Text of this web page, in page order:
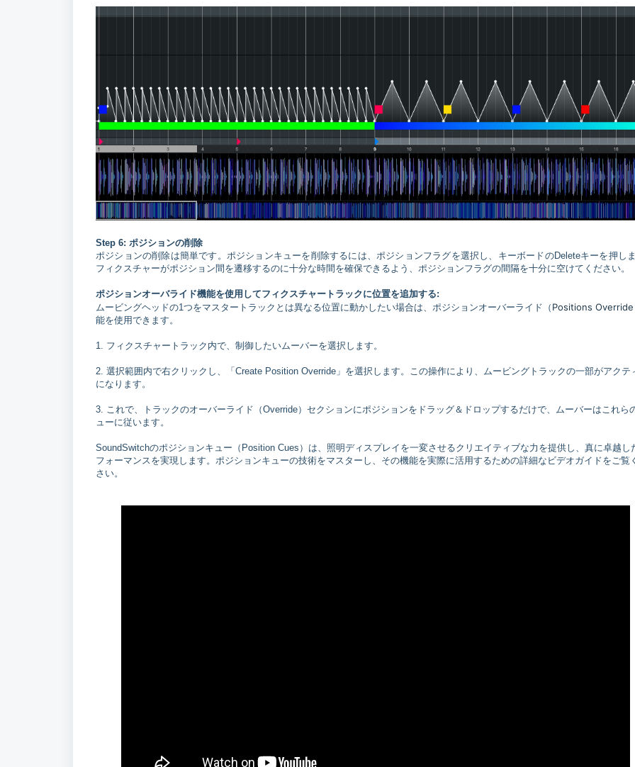
Step 6: ポジションの削除
ポジションの削除は簡単です。ポジションキューを削除するには、ポジションフラグを選択し、キーボードのDeleteキーを押し
フィクスチャーがポジション間を遷移するのに十分な時間を確保できるよう、ポジションフラグの間隔を十分に空けてください。
ポジションオーバライド機能を使用してフィクスチャートラックに位置を追加する:
ムービングヘッドの1つをマスタートラックとは異なる位置に動かしたい場合は、ポジションオーバーライド（ Positions Override
能を使用できます。
1. フィクスチャートラック内で、制御したいムーバーを選択します。
2. 選択範囲内で右クリックし、「Create Position Override」を選択します。この操作により、ムービングトラックの一部がアクテ
になります。
3. これで、トラックのオーバーライド（Override）セクションにポジションをドラッグ＆ドロップするだけで、ムーバーはこれら
ューに従います。
SoundSwitchのポジションキュー（Position Cues）は、照明ディスプレイを一変させるクリエイティブな力を提供し、真に卓越し
フォーマンスを実現します。ポジションキューの技術をマスターし、その機能を実際に活用するための詳細なビデオガイドをご覧
さい。